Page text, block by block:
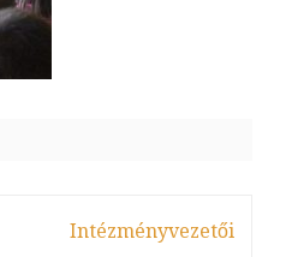
Intézményvezetői